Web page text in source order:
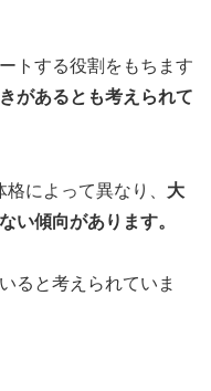
トする役割をもちます
があるとも考えられて
によって異なり、 大
い傾向があります。
ると考えられていま